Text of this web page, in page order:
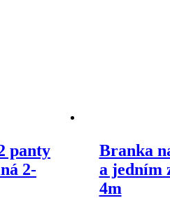
panty
2-
Branka
a jedním
4m